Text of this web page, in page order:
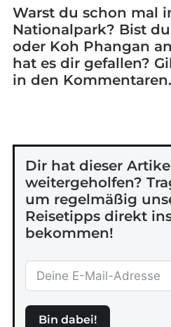
Warst du schon mal
Nationalpark? Bist
oder Koh Phangan
hat es dir gefallen?
in den Kommentaren.
Dir hat dieser
weitergeholfen?
um regelmäßig
Reisetipps direkt
bekommen!
Bin dabei!